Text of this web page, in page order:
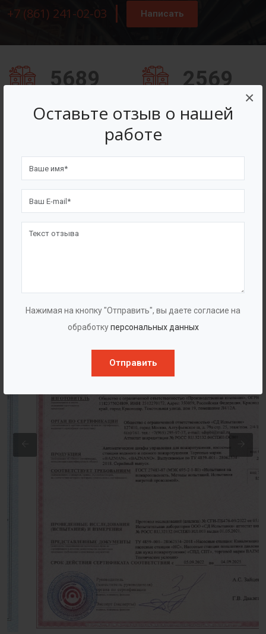
Оставьте отзыв о нашей
работе
Нажимая на кнопку "Отправить", вы даете согласие на
обработкуперсональных данных
Отправить
×
+7 (861) 241-02-03 Написать
5689 2569
Счастливых клиентов
Сертификаты